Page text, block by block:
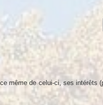
même de celui-ci, ses intérêts